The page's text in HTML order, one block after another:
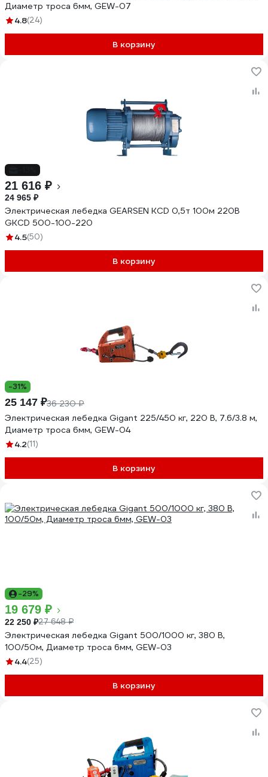
Диаметр троса 6мм, GEW-07
4.8(24)
В корзину
21 616 ₽
24 965 ₽
Электрическая лебедка GEARSEN KCD 0,5т 100м 220В
GKCD 500-100-220
4.5(50)
В корзину
-31%
25 147 ₽36 230 ₽
Электрическая лебедка Gigant 225/450 кг, 220 В, 7.6/3.8 м,
Диаметр троса 6мм, GEW-04
4.2(11)
В корзину
-29%
19 679 ₽
22 250 ₽27 648 ₽
Электрическая лебедка Gigant 500/1000 кг, 380 В,
100/50м, Диаметр троса 6мм, GEW-03
4.4(25)
В корзину